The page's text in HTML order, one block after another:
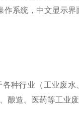
系统，中文显示
各种行业（工业废
酿造、医药等工业